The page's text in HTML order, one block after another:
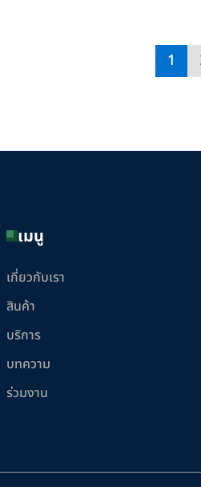
1
เมนู
เกี่ยวกับเรา
สินค้า
บริการ
บทความ
ร่วมงาน